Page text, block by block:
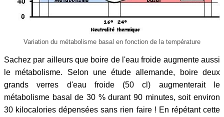
Variation du métabolisme basal en fonction de la température
Sachez par ailleurs que boire de l'eau froide augmente aussi
le métabolisme. Selon une étude allemande, boire deux
grands verres d'eau froide (50 cl) augmenterait le
métabolisme basal de 30 % durant 90 minutes, soit environ
30 kilocalories dépensées sans rien faire ! En répétant cette